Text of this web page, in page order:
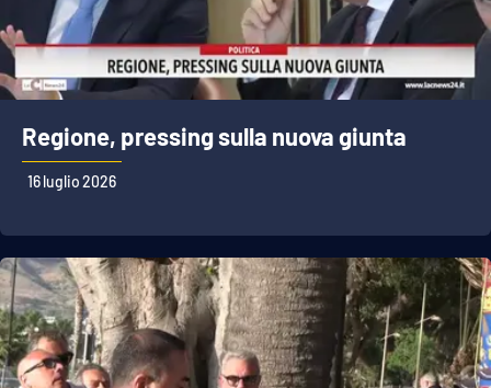
Regione, pressing sulla nuova giunta
16 luglio 2026